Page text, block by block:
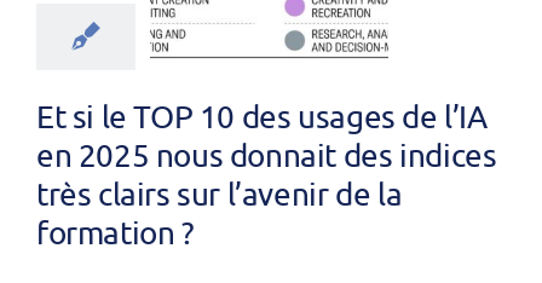
Et si le TOP 10 des usages de l’IA
en 2025 nous donnait des indices
très clairs sur l’avenir de la
formation ?